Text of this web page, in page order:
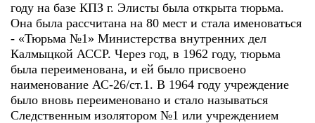
году на базе КПЗ г. Элисты была открыта тюрьма.
Она была рассчитана на 80 мест и стала именоваться
- «Тюрьма №1» Министерства внутренних дел
Калмыцкой АССР. Через год, в 1962 году, тюрьма
была переименована, и ей было присвоено
наименование АС-26/ст.1. В 1964 году учреждение
было вновь переименовано и стало называться
Следственным изолятором №1 или учреждением